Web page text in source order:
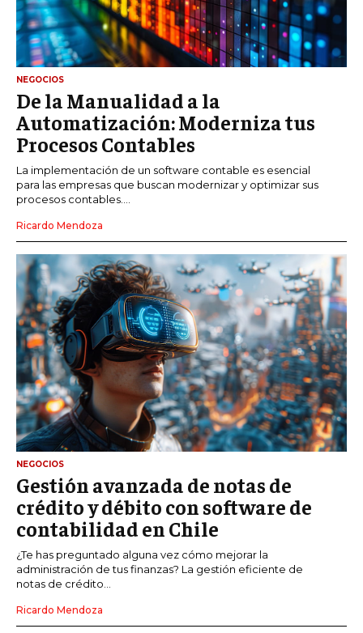
NEGOCIOS
De la Manualidad a la
Automatización: Moderniza tus
Procesos Contables
La implementación de un software contable es esencial
para las empresas que buscan modernizar y optimizar sus
procesos contables....
Ricardo Mendoza
NEGOCIOS
Gestión avanzada de notas de
crédito y débito con software de
contabilidad en Chile
¿Te has preguntado alguna vez cómo mejorar la
administración de tus finanzas? La gestión eficiente de
notas de crédito...
Ricardo Mendoza